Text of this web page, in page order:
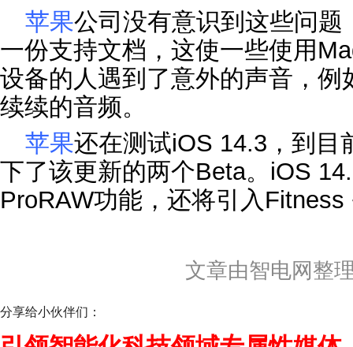
苹果公司没有意识到这些问
一份支持文档，这使一些使用
设备的人遇到了意外的声音，
续续的音频。
苹果还在测试iOS 14.3，到目
下了该更新的两个Beta。iOS
ProRAW功能，还将引入Fitness
文章由智电网整
分享给小伙伴们：